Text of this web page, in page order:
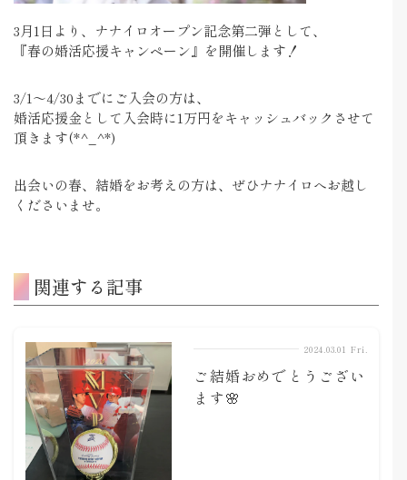
3月1日より、ナナイロオープン記念第二弾として、
『春の婚活応援キャンペーン』を開催します！
3/1～4/30までにご入会の方は、
婚活応援金として入会時に1万円をキャッシュバックさせて
頂きます(*^_^*)
出会いの春、結婚をお考えの方は、ぜひナナイロへお越し
くださいませ。
関連する記事
2024.03.01 Fri.
ご結婚おめでとうござい
ます🌸